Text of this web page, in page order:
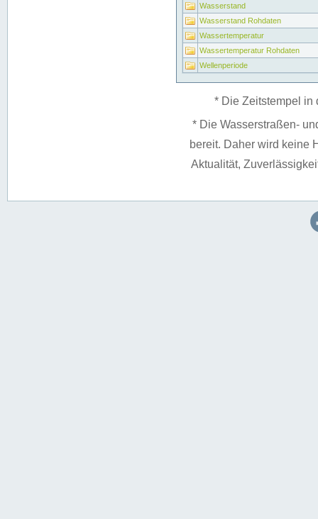
Wasserstand
Wasserstand Rohdaten
Wassertemperatur
Wassertemperatur Rohdaten
Wellenperiode
* Die Zeitstempel in
* Die Wasserstraßen-
bereit. Daher wird keine
Aktualität,